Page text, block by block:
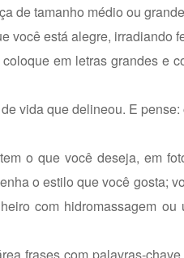
de tamanho médio ou
você está alegre, irradiando
em letras grandes e
vida que delineou. E
o que você deseja, em
o estilo que você gosta;
com hidromassagem